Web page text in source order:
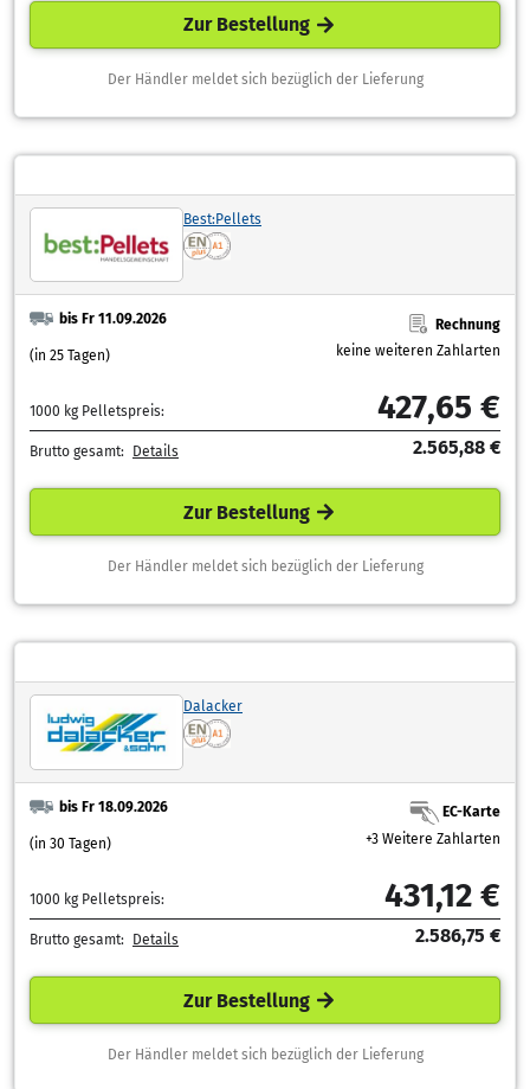
Zur Bestellung
Der Händler meldet sich bezüglich der Lieferung
Best:Pellets
bis Fr 11.09.2026
(in 25 Tagen)
Rechnung
keine weiteren Zahlarten
1000 kg Pelletspreis: 427,65 €
Brutto gesamt: Details 2.565,88 €
Zur Bestellung
Der Händler meldet sich bezüglich der Lieferung
Dalacker
bis Fr 18.09.2026
(in 30 Tagen)
EC-Karte
+3 Weitere Zahlarten
1000 kg Pelletspreis: 431,12 €
Brutto gesamt: Details 2.586,75 €
Zur Bestellung
Der Händler meldet sich bezüglich der Lieferung